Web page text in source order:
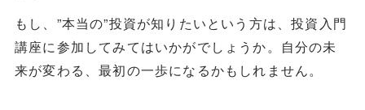
もし、”本当の”投資が知りたいという方は、投資入門
講座に参加してみてはいかがでしょうか。自分の未
来が変わる、最初の一歩になるかもしれません。